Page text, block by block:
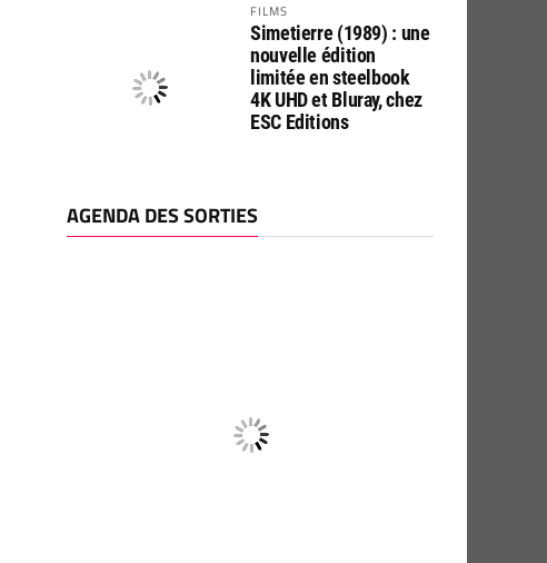
FILMS
Simetierre (1989) : une
nouvelle édition
limitée en steelbook
4K UHD et Bluray, chez
ESC Editions
AGENDA DES SORTIES